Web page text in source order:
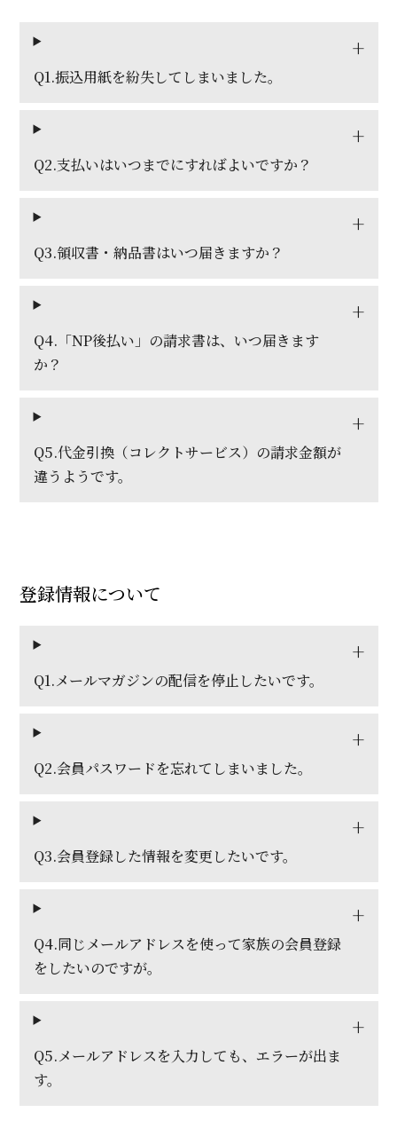
Q1.振込用紙を紛失してしまいました。
Q2.支払いはいつまでにすればよいですか？
Q3.領収書・納品書はいつ届きますか？
Q4.「NP後払い」の請求書は、いつ届きます
か？
Q5.代金引換（コレクトサービス）の請求金額が
違うようです。
登録情報について
Q1.メールマガジンの配信を停止したいです。
Q2.会員パスワードを忘れてしまいました。
Q3.会員登録した情報を変更したいです。
Q4.同じメールアドレスを使って家族の会員登録
をしたいのですが。
Q5.メールアドレスを入力しても、エラーが出ま
す。